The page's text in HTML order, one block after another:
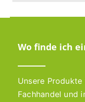
Wo finde ich
Unsere
Fachhandel und